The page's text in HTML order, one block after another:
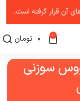
0
0 تومان
سوزنی
آن قرار گرفته است.